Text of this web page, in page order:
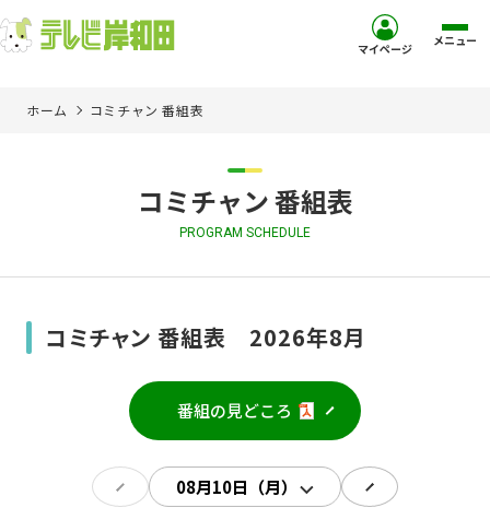
ご加入を検討中の方
現在ご利用中の方
マイページ メニュー
ホーム コミチャン 番組表
コミチャン 番組表
PROGRAM SCHEDULE
コミチャン 番組表 2026年8月
番組の見どころ